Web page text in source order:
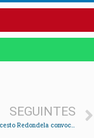
SEGUINTES
O Club Baloncesto Redondela convoca un concurso de debuxo para elixir a súa mascota